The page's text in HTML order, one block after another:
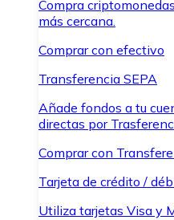
Compra
más cercana.
Comprar con efectivo
Transferencia SEPA
Añade fondos a tu
directas por
Comprar con
Tarjeta de crédito /
Utiliza tarjetas Visa y